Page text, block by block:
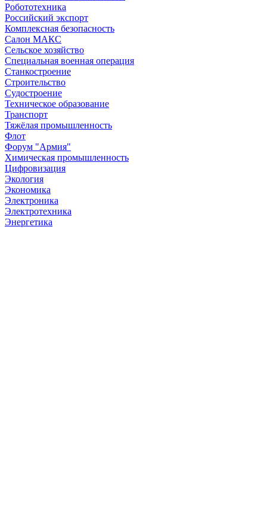
Робототехника
Российский экспорт
Комплексная безопасность
Салон МАКС
Сельское хозяйство
Специальная военная операция
Станкостроение
Строительство
Судостроение
Техническое образование
Транспорт
Тяжёлая промышленность
Флот
Форум "Армия"
Химическая промышленность
Цифровизация
Экология
Экономика
Электроника
Электротехника
Энергетика